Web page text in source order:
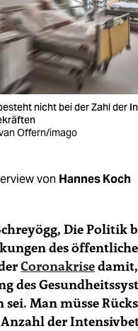
nicht bei der Zahl der
Offern/imago
von Hannes Koch
Die Politik
des
Coronakrisedamit,
des
sei. Man müsse
der